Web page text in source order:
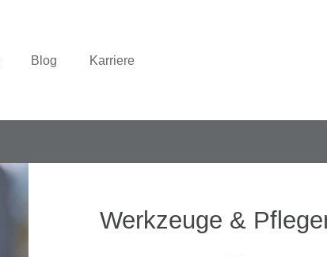
Blog Karriere
Werkzeuge &